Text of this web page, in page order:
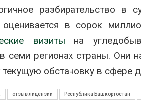
разбирательство в
оценивается в сорок
визиты на
семи регионах страны. Они
текущую обстановку в сфере
отзыв лицензии Республика Башкортостан